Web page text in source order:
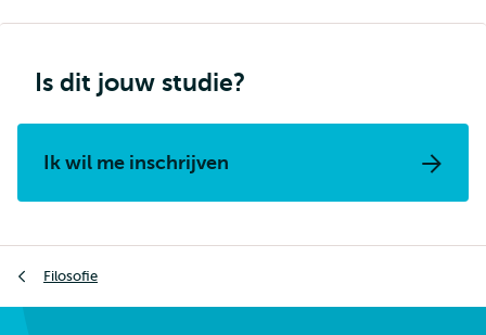
Is dit jouw studie?
Ik wil me inschrijven
Filosofie